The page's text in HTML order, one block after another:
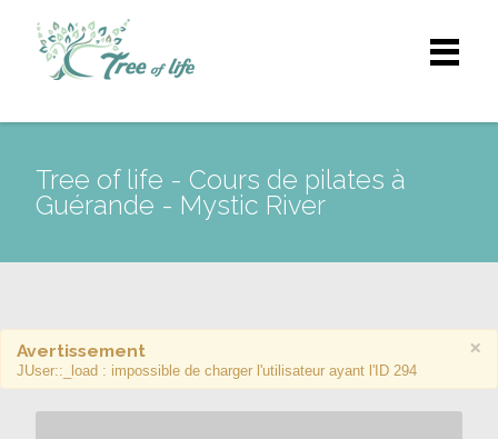
Tree of life - Cours de pilates à
Guérande - Mystic River
×
Avertissement
JUser::_load : impossible de charger l'utilisateur ayant l'ID 294